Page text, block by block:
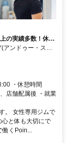
の実績多数！休み
アンドゥー・スー
・休憩時間
店舗配属後 ・就業
。 女性専用ジムで
と体も大切にで
くPoin...